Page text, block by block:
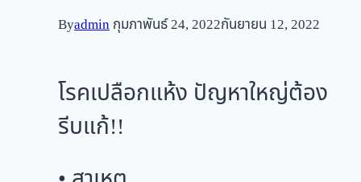
Byadminกุมภาพันธ์ 24, 2022กันยายน 12, 2022
โรคเปลือกแห้ง ปัญหาใหญ่ต้อง
รีบแก้!!